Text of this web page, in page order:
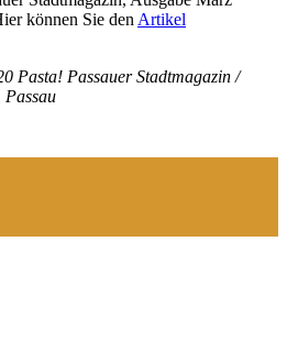
können Sie den Artikel
Pasta! Passauer Stadtmagazin /
Passau